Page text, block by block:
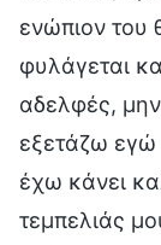
ενώπιον του
φυλάγεται
αδελφές,
εξετάζω
έχω κάνει
τεμπελιάς